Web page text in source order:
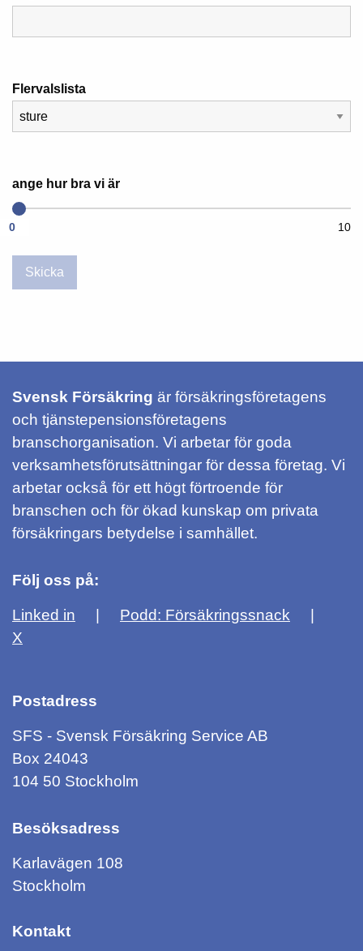
Flervalslista
ange hur bra vi är
0 10
0
Skicka
Svensk Försäkring är försäkringsföretagens
och tjänstepensionsföretagens
branschorganisation. Vi arbetar för goda
verksamhetsförutsättningar för dessa företag. Vi
arbetar också för ett högt förtroende för
branschen och för ökad kunskap om privata
försäkringars betydelse i samhället.
Följ oss på:
Linked in
Podd: Försäkringssnack
X
Postadress
SFS - Svensk Försäkring Service AB
Box 24043
104 50 Stockholm
Besöksadress
Karlavägen 108
Stockholm
Kontakt